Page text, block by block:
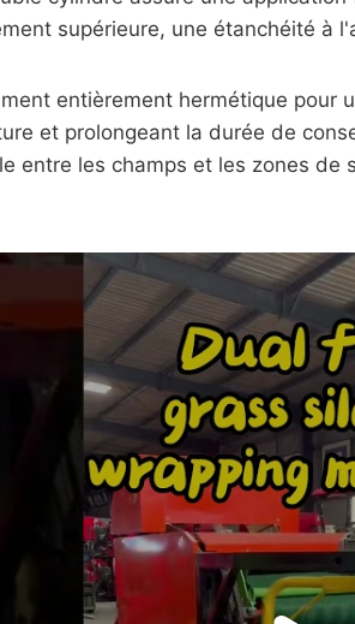
supérieure, une étanchéité à
entièrement hermétique
et prolongeant la durée de
entre les champs et les zones